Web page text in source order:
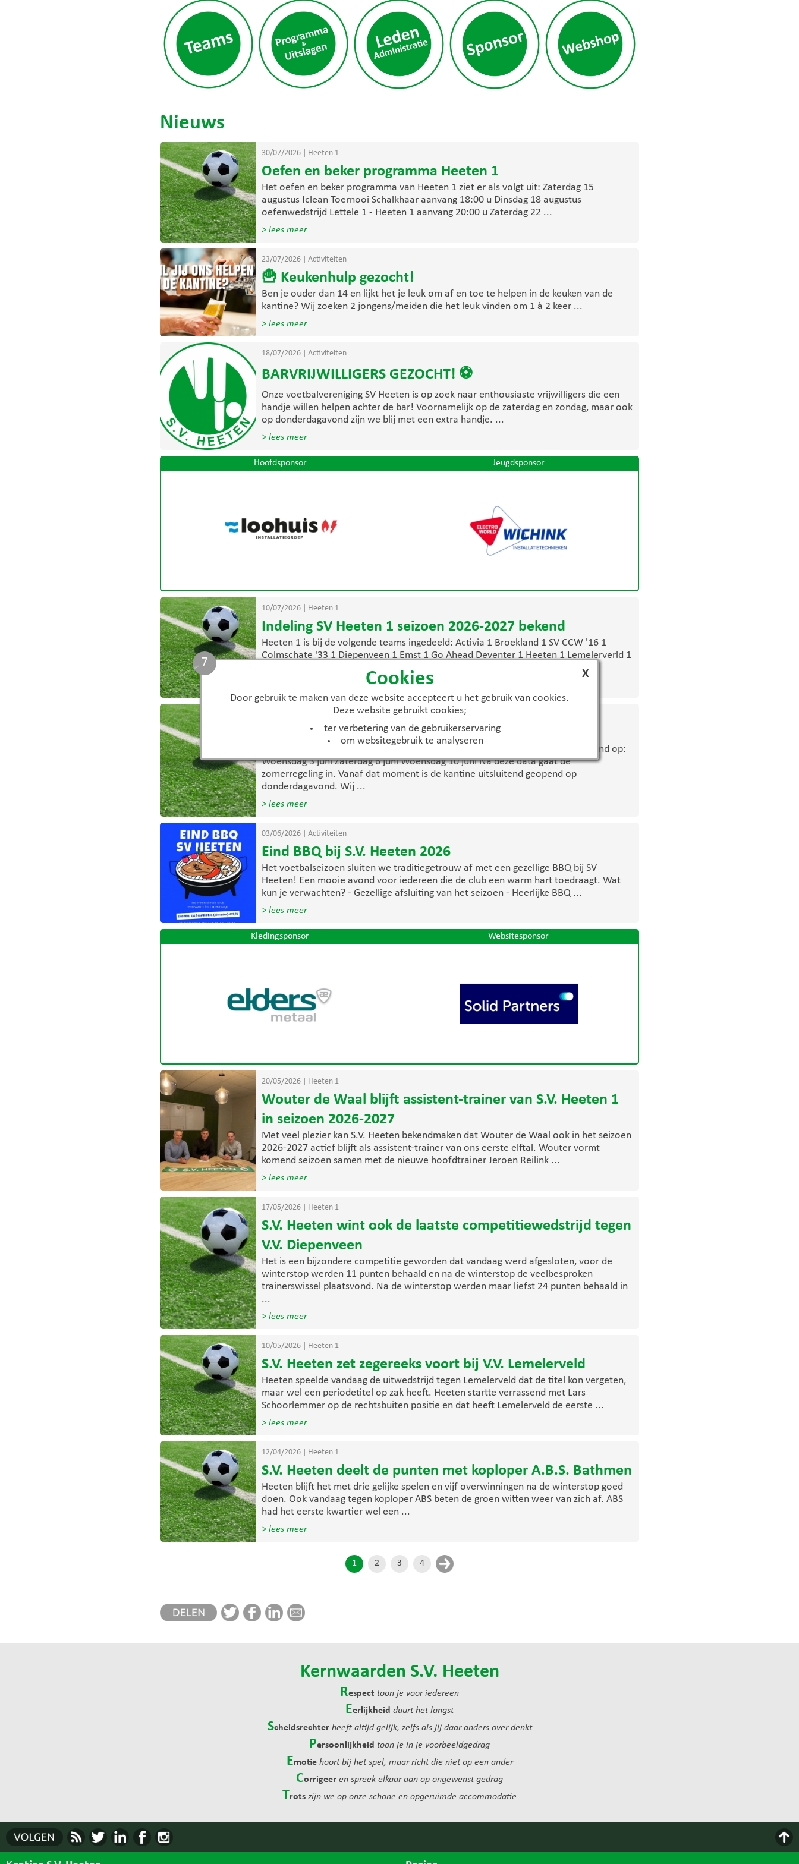
Cookies
Door gebruik te maken van deze website accepteert u het gebruik van cookies.
Deze website gebruikt cookies;
ter verbetering van de gebruikerservaring
om websitegebruik te analyseren
X
6
Nieuws
30/07/2026| Heeten 1
Oefen en beker programma Heeten 1
Het oefen en beker programma van Heeten 1 ziet er als volgt uit: Zaterdag 15
augustus Iclean Toernooi Schalkhaar aanvang 18:00 u Dinsdag 18 augustus
oefenwedstrijd Lettele 1 - Heeten 1 aanvang 20:00 u Zaterdag 22 ...
> lees meer
23/07/2026| Activiteiten
🍟 Keukenhulp gezocht!
Ben je ouder dan 14 en lijkt het je leuk om af en toe te helpen in de keuken van de
kantine? Wij zoeken 2 jongens/meiden die het leuk vinden om 1 à 2 keer ...
> lees meer
18/07/2026| Activiteiten
BARVRIJWILLIGERS GEZOCHT! ⚽
Onze voetbalvereniging SV Heeten is op zoek naar enthousiaste vrijwilligers die een
handje willen helpen achter de bar! Voornamelijk op de zaterdag en zondag, maar ook
op donderdagavond zijn we blij met een extra handje. ...
> lees meer
Hoofdsponsor Jeugdsponsor
10/07/2026| Heeten 1
Indeling SV Heeten 1 seizoen 2026-2027 bekend
Heeten 1 is bij de volgende teams ingedeeld: Activia 1 Broekland 1 SV CCW '16 1
Colmschate '33 1 Diepenveen 1 Emst 1 Go Ahead Deventer 1 Heeten 1 Lemelerverld 1
SV Nieuw Heeten 1 Raalte 1 SDOL 1 Terwolde 1 Wijhe 1
Activiteiten
Openingstijden kantine tijdens de zomerperiode
De komende weken is de kantine rondom trainingen en wedstrijden nog geopend op:
Woensdag 3 juni Zaterdag 6 juni Woensdag 10 juni Na deze data gaat de
zomerregeling in. Vanaf dat moment is de kantine uitsluitend geopend op
donderdagavond. Wij ...
> lees meer
03/06/2026| Activiteiten
Eind BBQ bij S.V. Heeten 2026
Het voetbalseizoen sluiten we traditiegetrouw af met een gezellige BBQ bij SV
Heeten! Een mooie avond voor iedereen die de club een warm hart toedraagt. Wat
kun je verwachten? - Gezellige afsluiting van het seizoen - Heerlijke BBQ ...
> lees meer
Kledingsponsor Websitesponsor
20/05/2026| Heeten 1
Wouter de Waal blijft assistent-trainer van S.V. Heeten 1
in seizoen 2026-2027
Met veel plezier kan S.V. Heeten bekendmaken dat Wouter de Waal ook in het seizoen
2026-2027 actief blijft als assistent-trainer van ons eerste elftal. Wouter vormt
komend seizoen samen met de nieuwe hoofdtrainer Jeroen Reilink ...
> lees meer
17/05/2026| Heeten 1
S.V. Heeten wint ook de laatste competitiewedstrijd tegen
V.V. Diepenveen
Het is een bijzondere competitie geworden dat vandaag werd afgesloten, voor de
winterstop werden 11 punten behaald en na de winterstop de veelbesproken
trainerswissel plaatsvond. Na de winterstop werden maar liefst 24 punten behaald in
...
> lees meer
10/05/2026| Heeten 1
S.V. Heeten zet zegereeks voort bij V.V. Lemelerveld
Heeten speelde vandaag de uitwedstrijd tegen Lemelerveld dat de titel kon vergeten,
maar wel een periodetitel op zak heeft. Heeten startte verrassend met Lars
Schoorlemmer op de rechtsbuiten positie en dat heeft Lemelerveld de eerste ...
> lees meer
12/04/2026| Heeten 1
S.V. Heeten deelt de punten met koploper A.B.S. Bathmen
Heeten blijft het met drie gelijke spelen en vijf overwinningen na de winterstop goed
doen. Ook vandaag tegen koploper ABS beten de groen witten weer van zich af. ABS
had het eerste kwartier wel een ...
> lees meer
1 2 3 4
Kernwaarden S.V. Heeten
Respect toon je voor iedereen
Eerlijkheid duurt het langst
Scheidsrechter heeft altijd gelijk, zelfs als jij daar anders over denkt
Persoonlijkheid toon je in je voorbeeldgedrag
Emotie hoort bij het spel, maar richt die niet op een ander
Corrigeer en spreek elkaar aan op ongewenst gedrag
Trots zijn we op onze schone en opgeruimde accommodatie